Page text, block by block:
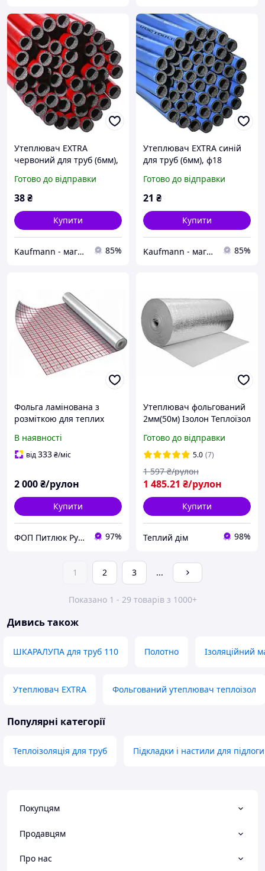
Утеплювач EXTRA
червоний для труб (6мм),
Теплоізол
Готово до відправки
38₴
Купити
Kaufmann - магазин сантехніки 85%
Утеплювач EXTRA синій
для труб (6мм), ф18
Готово до відправки
21 ₴
Купити
Kaufmann - магазин сантехніки 85%
Фольга ламінована з
розміткою для теплих
(Україна)
В наявності
від333₴/міс
2 000₴/рулон
Купити
ФОП Питлюк Руслан Ярославович 97%
Утеплювач фольгований
2мм(50м) Ізолон Теплоїзол
пінополіетилену
Готово до відправки
5.0 (7)
1 485.21 ₴/рулон
1 597 ₴/рулон
Купити
Теплий дім 98%
1 2 3 ...
Показано 1 - 29 товарів з 1000+
Дивись також
ШКАРАЛУПА для труб 110 Полотно Ізоляційний
Утеплювач EXTRA Фольгований утеплювач теплоізол
Популярні категорії
Теплоізоляція для труб Підкладки і настили для підлоги
Покупцям
Продавцям
Про нас